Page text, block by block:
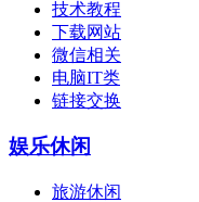
技术教程
下载网站
微信相关
电脑IT类
链接交换
娱乐休闲
旅游休闲